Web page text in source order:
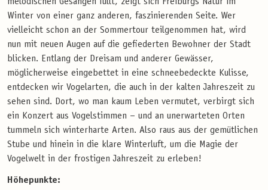
melodischen Gesängen füllt, zeigt sich Freiburgs Natur im
Winter von einer ganz anderen, faszinierenden Seite. Wer
vielleicht schon an der Sommertour teilgenommen hat, wird
nun mit neuen Augen auf die gefiederten Bewohner der Stadt
blicken. Entlang der Dreisam und anderer Gewässer,
möglicherweise eingebettet in eine schneebedeckte Kulisse,
entdecken wir Vogelarten, die auch in der kalten Jahreszeit zu
sehen sind. Dort, wo man kaum Leben vermutet, verbirgt sich
ein Konzert aus Vogelstimmen – und an unerwarteten Orten
tummeln sich winterharte Arten. Also raus aus der gemütlichen
Stube und hinein in die klare Winterluft, um die Magie der
Vogelwelt in der frostigen Jahreszeit zu erleben!
Höhepunkte: